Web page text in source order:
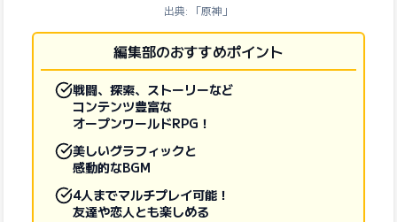
出典: 「原神」
編集部のおすすめポイント
戦闘、探索、ストーリーなど
コンテンツ豊富な
オープンワールドRPG！
美しいグラフィックと
感動的なBGM
4人までマルチプレイ可能！
友達や恋人とも楽しめる